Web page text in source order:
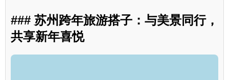
### 苏州跨年旅游搭子：与美景同行，
共享新年喜悦